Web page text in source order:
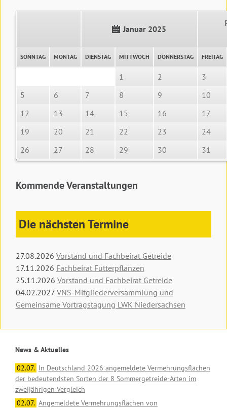
Januar 2025
SONNTAG MONTAG DIENSTAG MITTWOCH DONNERSTAG FREITAG
1 2
3
5
6 7 8 9
10
12
13 14 15 16
17
19
20 21 22 23
24
26
27 28 29 30 31
Kommende Veranstaltungen
Die nächsten Termine
27.08.2026 Vorstand und Fachbeirat Getreide
17.11.2026 Fachbeirat Futterpflanzen
25.11.2026 Vorstand und Fachbeirat Getreide
04.02.2027 VNS-Mitgliederversammlung und
Gemeinsame Vortragstagung LWK Niedersachsen
News & Aktuelles
02.07. In Deutschland 2026 angemeldete Vermehrungsflächen
der bedeutendsten Sorten der 8 Sommergetreide-Arten im
zweijährigen Vergleich
02.07. Angemeldete Vermehrungsflächen von